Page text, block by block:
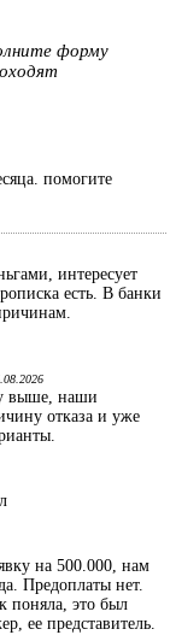
форму
помогите
интересует
есть. В банки
выше, наши
отказа и уже
на 500.000, нам
Предоплаты нет.
поняла, это был
ее представитель.